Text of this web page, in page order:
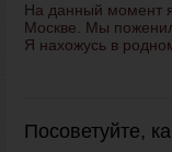
На данный момент
Москве. Мы
Я нахожусь в
Посоветуйте,